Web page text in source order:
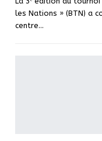
les Nations » (BTN) a
centre…